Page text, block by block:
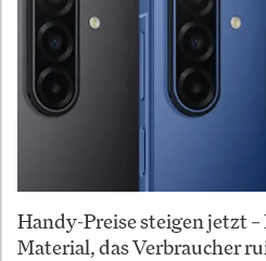
Handy-Preise steigen jetzt –
Material, das Verbraucher